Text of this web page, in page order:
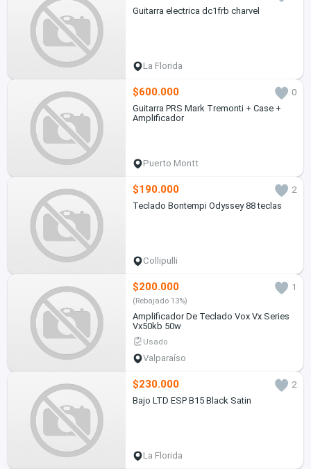
Guitarra electrica dc1frb charvel
La Florida
$600.000
0
Guitarra PRS Mark Tremonti + Case +
Amplificador
Puerto Montt
$190.000
2
Teclado Bontempi Odyssey 88 teclas
Collipulli
$200.000 1
(Rebajado 13%)
Amplificador De Teclado Vox Vx Series
Vx50kb 50w
Usado
Valparaíso
$230.000
2
Bajo LTD ESP B15 Black Satin
La Florida